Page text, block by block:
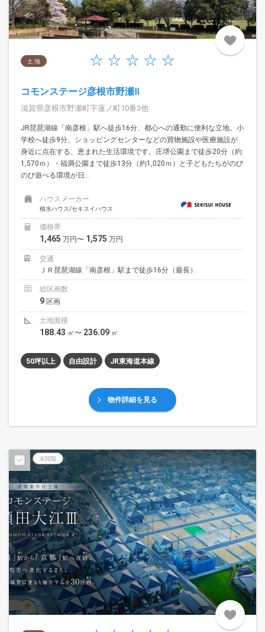
土 地
コモンステージ彦根市野瀬Ⅱ
滋賀県彦根市野瀬町字蓮ノ町10番3他
JR琵琶湖線「南彦根」駅へ徒歩16分、都心への通勤に便利な立地。小
学校へ徒歩9分、ショッピングセンターなどの買物施設や医療施設が
身近に点在する、恵まれた生活環境です。庄堺公園まで徒歩20分（約
1,570ｍ）・福満公園まで徒歩13分（約1,020ｍ）と子どもたちがのび
のび遊べる環境が日...
ハウスメーカー
積水ハウス/セキスイハウス
価格帯
1,465 万円〜 1,575 万円
交通
ＪＲ琵琶湖線「南彦根」駅まで徒歩16分（最長）
総区画数
9 区画
土地面積
188.43 ㎡〜 236.09 ㎡
50坪以上 自由設計 JR東海道本線
物件詳細を見る
未閲覧